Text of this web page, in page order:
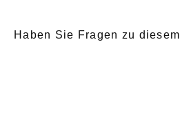
Haben Sie Fragen zu